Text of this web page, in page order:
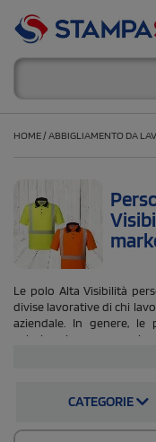
HOME /ABBIGLIAMENTO DA
Le polo Alta Visibilità
divise lavorative di chi
aziendale. In genere,
valorizzazione
d'abbigliamento molto
polo ad Alta Visibilità di
CATEGORIE